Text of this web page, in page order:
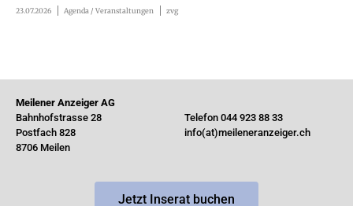
23.07.2026 Agenda / Veranstaltungen zvg
Meilener Anzeiger AG
Bahnhofstrasse 28
Postfach 828
8706 Meilen
Telefon 044 923 88 33
info(at)meileneranzeiger.ch
Jetzt Inserat buchen